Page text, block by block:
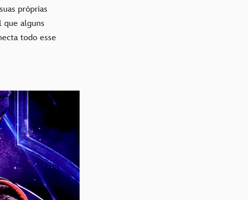
próprias
que alguns
todo esse